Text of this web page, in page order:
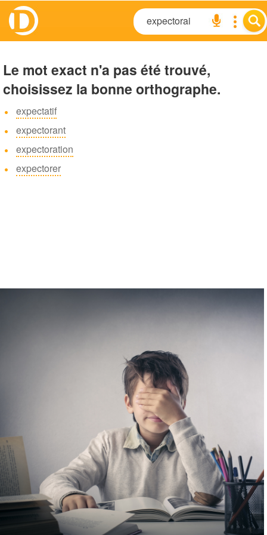
Le mot exact n'a pas été trouvé,
choisissez la bonne orthographe.
expectatif
expectorant
expectoration
expectorer